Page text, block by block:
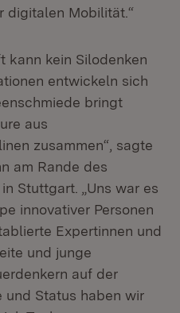
digitalen Mobilität.“
kann kein Silodenken
entwickeln sich
bringt
aus
zusammen“, sagte
am Rande des
Stuttgart. „Uns war es
innovativer Personen
Expertinnen und
und junge
auf der
und Status haben wir